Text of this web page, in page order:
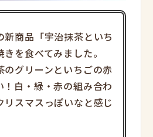
新商品「宇治抹茶といち
を食べてみました。
のグリーンといちごの赤
白・緑・赤の組み合わ
スマスっぽいなと感じ